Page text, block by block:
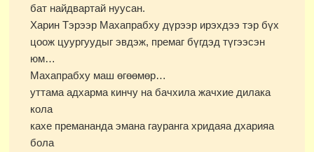
бат найдвартай нуусан.
Харин Тэрээр Махапрабху дүрээр ирэхдээ тэр бүх
цоож цуургуудыг эвдэж, премаг бүгдэд түгээсэн
юм…
Махапрабху маш өгөөмөр…
уттама адхарма кинчу на бачхила жачхие дилака
кола
кахе премананда эмана гауранга хридаяа дхарияа
бола